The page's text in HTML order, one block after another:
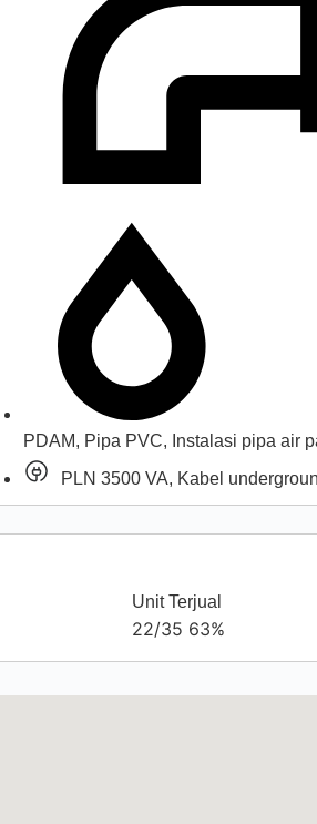
PDAM, Pipa PVC, Instalasi pipa air
PLN 3500 VA, Kabel
Unit Terjual
22/35 63%